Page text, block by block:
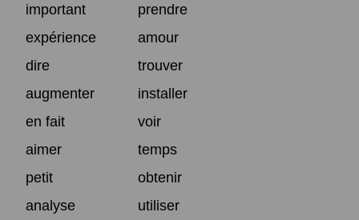
important
prendre
expérience
amour
dire
trouver
augmenter
installer
en fait
voir
aimer
temps
petit
obtenir
analyse
utiliser